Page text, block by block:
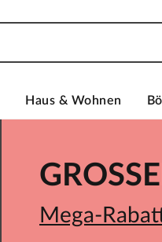
Haus & Wohnen
Mega-